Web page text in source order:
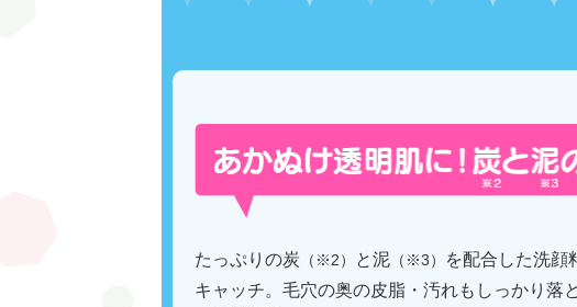
たっぷりの炭 （※2） と泥 （※3）
を配合した洗顔
キャッチ。毛穴の奥の皮脂・汚れもしっかり落